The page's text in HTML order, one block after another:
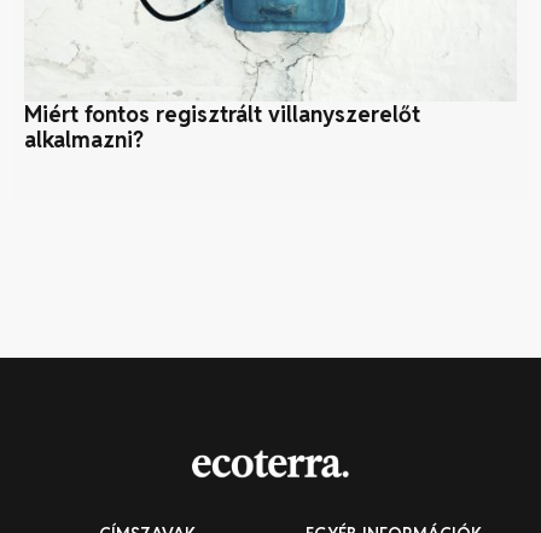
Miért fontos regisztrált villanyszerelőt
alkalmazni?